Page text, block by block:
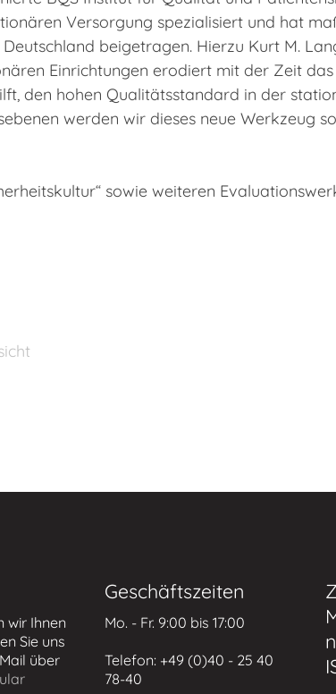
Versorgung spezialisiert und hat
beigetragen. Hierzu Kurt M.
Einrichtungen erodiert mit der Zeit
den hohen Qualitätsstandard in der
werden wir dieses neue Werkzeug
sowie weiteren
wir Ihnen
Sie uns
über
Geschäftszeiten
Mo. - Fr. 9:00 bis 17:00
Telefon: +49 (0)40 - 25 40
78-40